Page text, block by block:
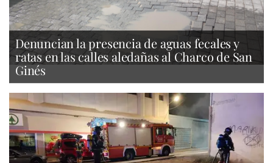
Denuncian la presencia de aguas fecales y
ratas en las calles aledañas al Charco de San
Ginés